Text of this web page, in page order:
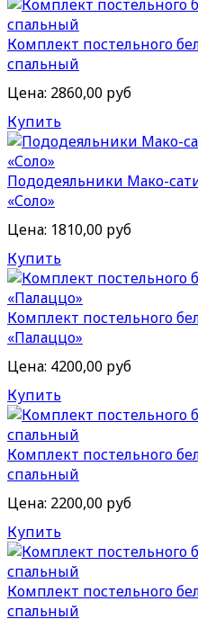
Комплект постельного
спальный
Цена: 2860,00 руб
Купить
Пододеяльники Мако-
«Соло»
Цена: 1810,00 руб
Купить
Комплект постельного
«Палаццо»
Цена: 4200,00 руб
Купить
Комплект постельного
спальный
Цена: 2200,00 руб
Купить
Комплект постельного
спальный